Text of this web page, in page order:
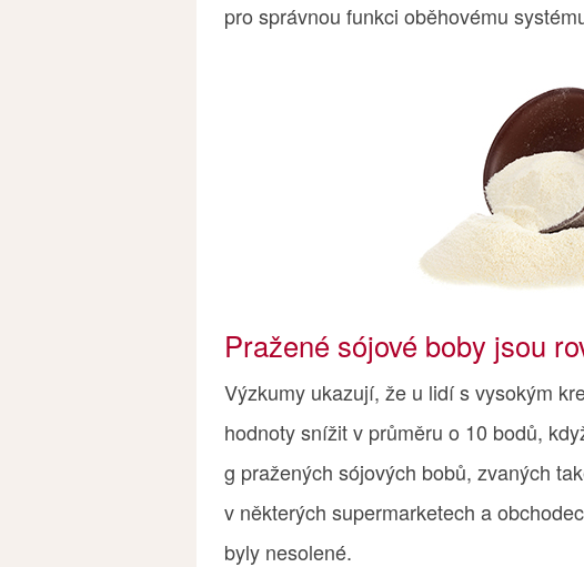
pro správnou funkci oběhovému
Pražené sójové boby jsou
Výzkumy ukazují, že u lidí s vysokým
hodnoty snížit v průměru o 10 bodů,
g pražených sójových bobů, zvaných
v některých supermarketech a
byly nesolené.